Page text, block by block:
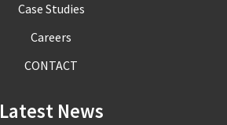
Case Studies
Careers
CONTACT
Latest News